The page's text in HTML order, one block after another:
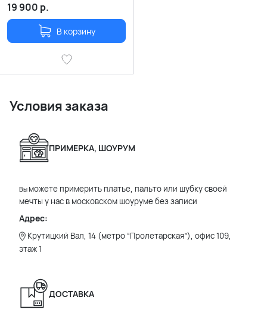
19 900 р.
В корзину
Условия заказа
ПРИМЕРКА, ШОУРУМ
Вы можете примерить платье, пальто или шубку своей
мечты у нас в московском шоуруме без записи
Адрес:
Крутицкий Вал, 14 (метро “Пролетарская”), офис 109,
этаж 1
ДОСТАВКА